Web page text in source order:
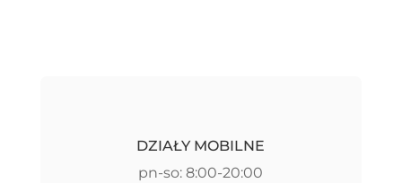
DZIAŁY MOBILNE
pn-so: 8:00-20:00